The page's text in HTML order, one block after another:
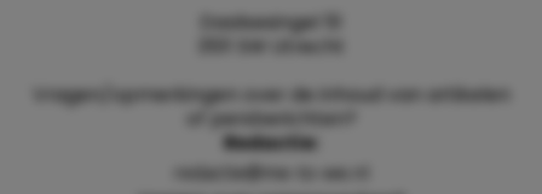
Daalsesingel 51
3511 SW Utrecht
Vragen/opmerkingen over de inhoud van artikelen
of persberichten?
Redactie:
redactie@me-to-we.nl